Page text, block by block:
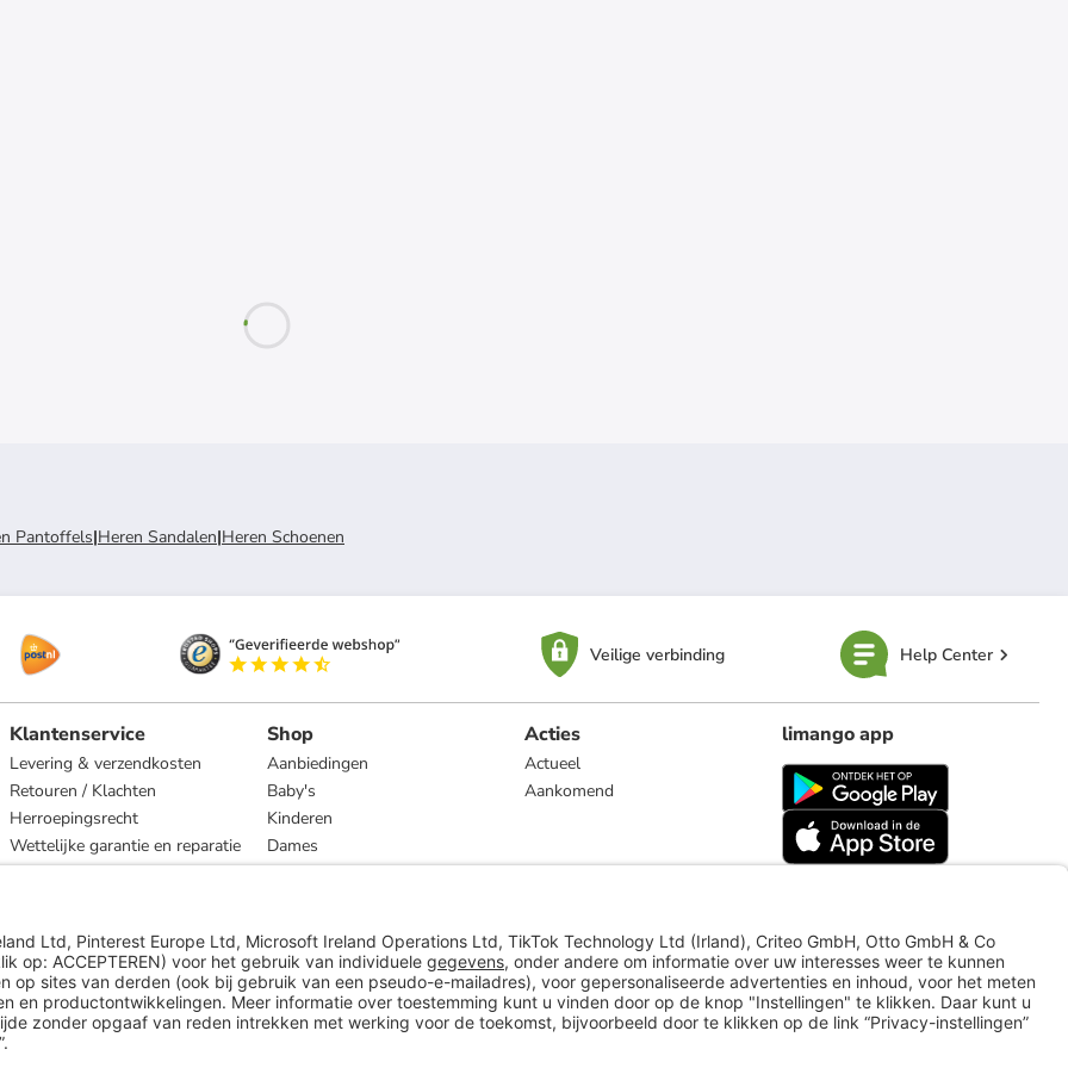
Pantoffels|Heren Sandalen|Heren Schoenen
Veilige verbinding Help Center
Klantenservice
Levering & verzendkosten
Retouren / Klachten
Herroepingsrecht
Wettelijke garantie en reparatie
Shop
Aanbiedingen
Baby's
Kinderen
Dames
Heren
Acties
Actueel
Aankomend
limango app
limango.de limango.pl